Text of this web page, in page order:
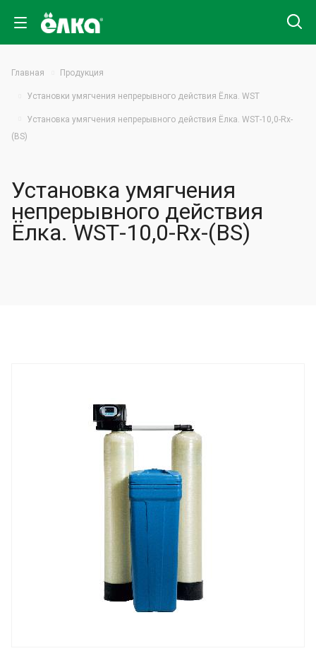
Главная Продукция
Установки умягчения непрерывного действия Ёлка. WST
Установка умягчения непрерывного действия Ёлка. WSТ-10,0-Rx-
(BS)
Установка умягчения
непрерывного действия
Ёлка. WSТ-10,0-Rx-(BS)